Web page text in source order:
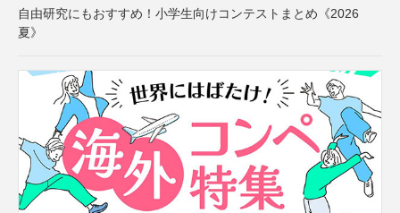
自由研究にもおすすめ！小学生向けコンテストまとめ《2026
夏》